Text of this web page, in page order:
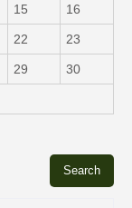
15 16
22 23
29 30